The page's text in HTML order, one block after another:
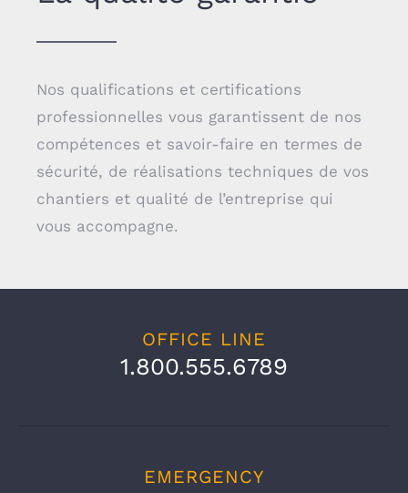
Nos qualifications et certifications
professionnelles vous garantissent de nos
compétences et savoir-faire en termes de
sécurité, de réalisations techniques de vos
chantiers et qualité de l’entreprise qui
vous accompagne.
OFFICE LINE
1.800.555.6789
EMERGENCY